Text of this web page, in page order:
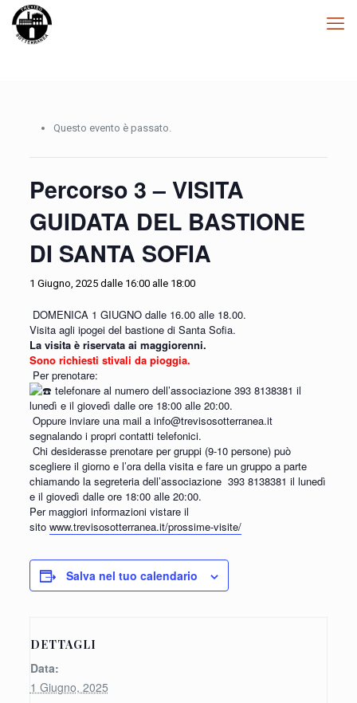
Questo evento è passato.
Percorso 3 – VISITA
GUIDATA DEL BASTIONE
DI SANTA SOFIA
1 Giugno, 2025 dalle 16:00alle 18:00
DOMENICA 1 GIUGNO dalle 16.00 alle 18.00.
Visita agli ipogei del bastione di Santa Sofia.
La visita è riservata ai maggiorenni.
Sono richiesti stivali da pioggia.
Per prenotare:
telefonare al numero dell’associazione 393 8138381 il
lunedì e il giovedì dalle ore 18:00 alle 20:00.
Oppure inviare una mail a info@trevisosotterranea.it
segnalando i propri contatti telefonici.
Chi desiderasse prenotare per gruppi (9-10 persone) può
scegliere il giorno e l’ora della visita e fare un gruppo a parte
chiamando la segreteria dell’associazione 393 8138381 il lunedì
e il giovedì dalle ore 18:00 alle 20:00.
Per maggiori informazioni vistare il
sito www.trevisosotterranea.it/prossime-visite/
Salva nel tuo calendario
DETTAGLI
Data:
1 Giugno, 2025